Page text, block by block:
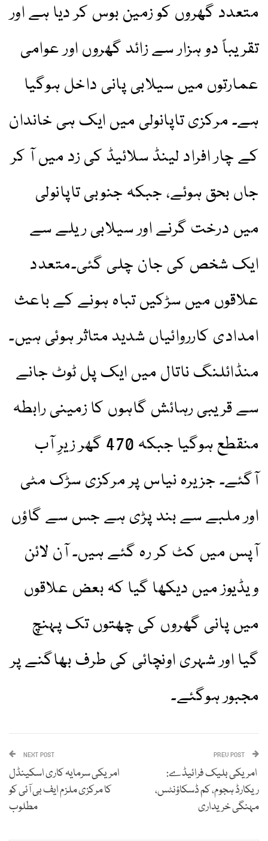
متعدد گھروں کو زمین بوس کر دیا ہے اور
تقریباً دو ہزار سے زائد گھروں اور عوامی
عمارتوں میں سیلابی پانی داخل ہوگیا
ہے۔ مرکزی تاپانولی میں ایک ہی خاندان
کے چار افراد لینڈ سلائیڈ کی زد میں آ کر
جاں بحق ہوئے، جبکہ جنوبی تاپانولی
میں درخت گرنے اور سیلابی ریلے سے
ایک شخص کی جان چلی گئی۔متعدد
علاقوں میں سڑکیں تباہ ہونے کے باعث
امدادی کارروائیاں شدید متاثر ہوئی ہیں۔
منڈائلنگ ناتال میں ایک پل ٹوٹ جانے
سے قریبی رہائش گاہوں کا زمینی رابطہ
منقطع ہوگیا جبکہ 470 گھر زیرِ آب
آگئے۔ جزیرہ نیاس پر مرکزی سڑک مٹی
اور ملبے سے بند پڑی ہے جس سے گاؤں
آپس میں کٹ کر رہ گئے ہیں۔ آن لائن
ویڈیوز میں دیکھا گیا کہ بعض علاقوں
میں پانی گھروں کی چھتوں تک پہنچ
گیا اور شہری اونچائی کی طرف بھاگنے پر
مجبور ہوگئے۔
امریکی بلیک فرائیڈے:
ریکارڈ ہجوم، کم ڈسکاؤنٹس،
مہنگی خریداری
NEXT POST
امریکی سرمایہ کاری اسکینڈل
کا مرکزی ملزم ایف بی آئی کو
مطلوب